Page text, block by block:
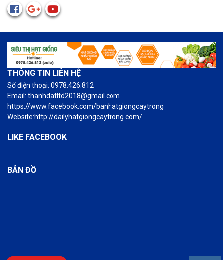
THÔNG TIN LIÊN HỆ
Số điện thoại: 0978.426.812
Email: thanhdatltd2018@gmail.com
https://www.facebook.com/banhatgiongcaytrong
Website:http://dailyhatgiongcaytrong.com/
LIKE FACEBOOK
BẢN ĐỒ